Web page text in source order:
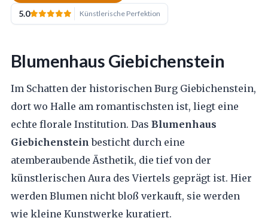
5.0 Künstlerische Perfektion
Blumenhaus Giebichenstein
Im Schatten der historischen Burg Giebichenstein,
dort wo Halle am romantischsten ist, liegt eine
echte florale Institution. Das Blumenhaus
Giebichenstein besticht durch eine
atemberaubende Ästhetik, die tief von der
künstlerischen Aura des Viertels geprägt ist. Hier
werden Blumen nicht bloß verkauft, sie werden
wie kleine Kunstwerke kuratiert.